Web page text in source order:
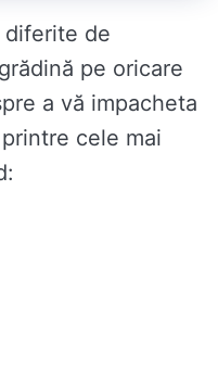
diferite de
pe oricare
a vă impacheta
cele mai